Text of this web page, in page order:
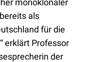
monoklonaler
als
für die
erklärt Professor
der